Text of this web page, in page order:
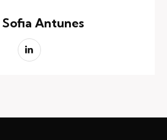
Antunes